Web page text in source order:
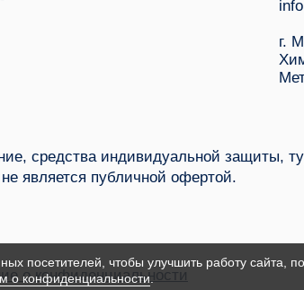
г.
средства индивидуальной защиты,
является публичной офертой.
о конфиденциальности
посетителей, чтобы улучшить работу сайта,
о конфиденциальности.